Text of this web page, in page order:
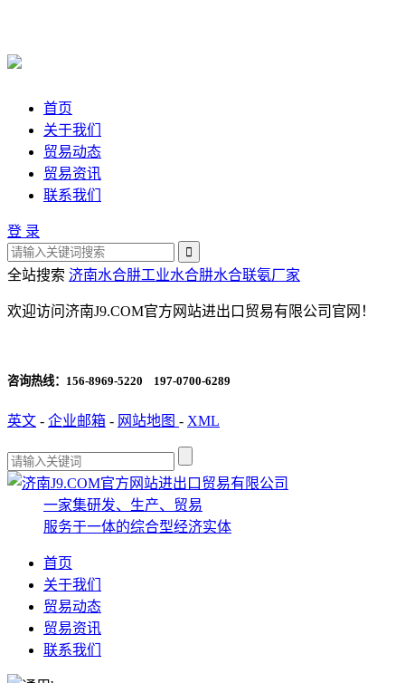
首页
关于我们
贸易动态
贸易资讯
联系我们
登 录
全站搜索 济南水合肼工业水合肼水合联氨厂家
欢迎访问济南J9.COM官方网站进出口贸易有限公司官网！
咨询热线： 156-8969-5220 197-0700-6289
英文 - 企业邮箱 - 网站地图 - XML
一家集研发、生产、贸易
服务于一体的综合型经济实体
首页
关于我们
贸易动态
贸易资讯
联系我们